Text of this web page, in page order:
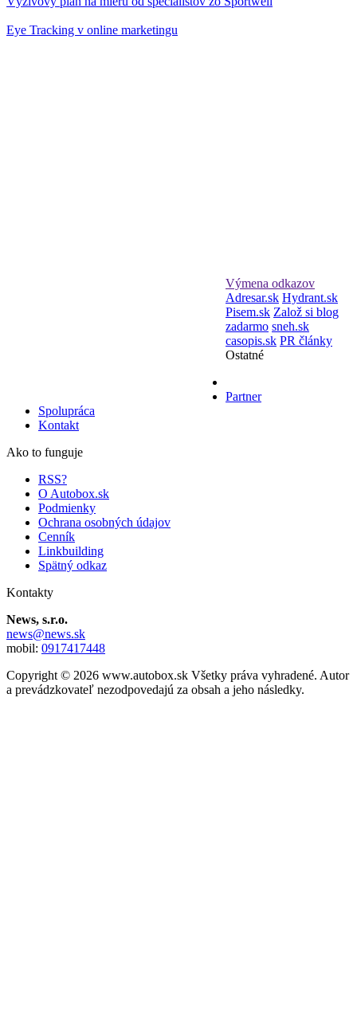
Eye Tracking v online marketingu
Výmena odkazov
Adresar.sk Hydrant.sk
Pisem.sk Založ si blog
zadarmo sneh.sk
casopis.sk PR články
Ostatné
Partner
Spolupráca
Kontakt
Ako to funguje
RSS?
O Autobox.sk
Podmienky
Ochrana osobných údajov
Cenník
Linkbuilding
Spätný odkaz
Kontakty
News, s.r.o.
news@news.sk
mobil: 0917417448
Copyright © 2026 www.autobox.sk Všetky práva vyhradené. Autor
a prevádzkovateľ nezodpovedajú za obsah a jeho následky.